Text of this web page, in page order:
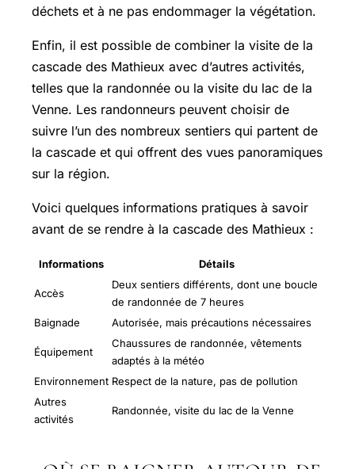
déchets et à ne pas endommager la végétation.
Enfin, il est possible de combiner la visite de la
cascade des Mathieux avec d’autres activités,
telles que la randonnée ou la visite du lac de la
Venne. Les randonneurs peuvent choisir de
suivre l’un des nombreux sentiers qui partent de
la cascade et qui offrent des vues panoramiques
sur la région.
Voici quelques informations pratiques à savoir
avant de se rendre à la cascade des Mathieux :
Informations Détails
Accès
Deux sentiers différents, dont une boucle
de randonnée de 7 heures
Baignade
Autorisée, mais précautions nécessaires
Équipement
Chaussures de randonnée, vêtements
adaptés à la météo
Environnement Respect de la nature, pas de pollution
Autres
activités
Randonnée, visite du lac de la Venne